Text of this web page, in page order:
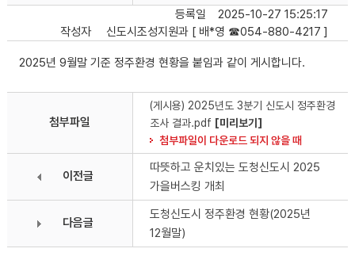
등록일
2025-10-27 15:25:17
작성자
신도시조성지원과 [ 배*영 ☎054-880-4217 ]
2025년 9월말 기준 정주환경 현황을 붙임과 같이 게시합니다.
첨부파일
(게시용) 2025년도 3분기 신도시 정주환경
조사 결과.pdf [미리보기]
첨부파일이 다운로드 되지 않을 때
이전글
따뜻하고 운치있는 도청신도시 2025
가을버스킹 개최
다음글
도청신도시 정주환경 현황(2025년
12월말)